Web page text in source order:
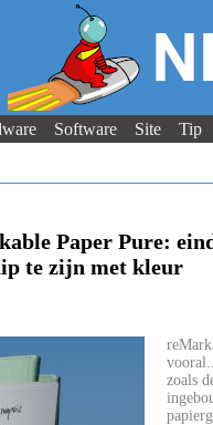
Software Site Tip
Paper Pure:
te zijn met kleur
zoals